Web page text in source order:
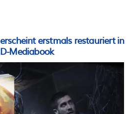
erstmals restauriert in
Mediabook